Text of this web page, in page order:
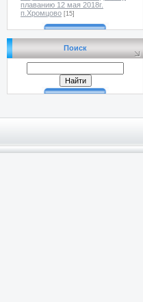
плаванию 12 мая 2018г.
п.Хромцово [15]
Поиск